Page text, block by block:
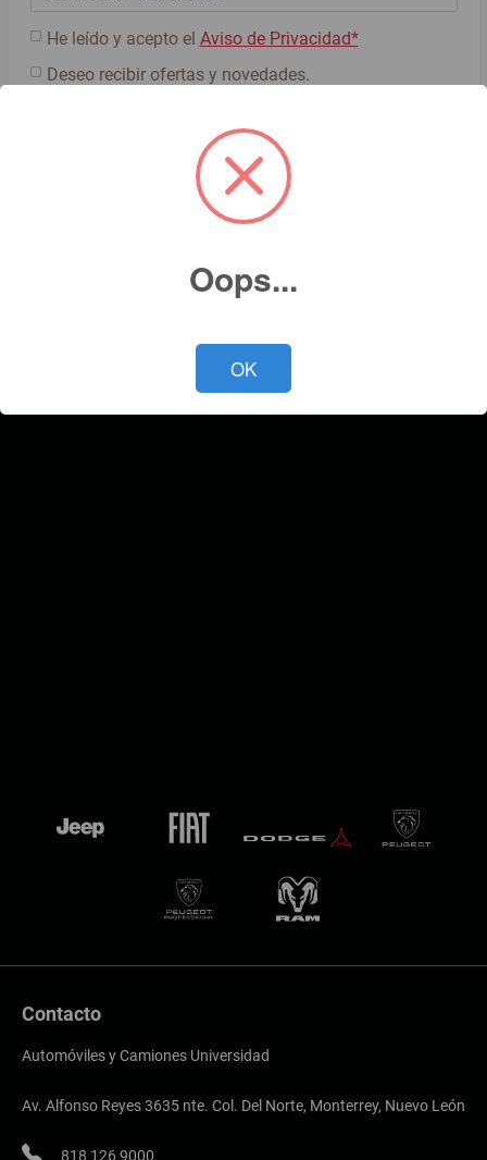
He leído y acepto el Aviso de Privacidad*
Deseo recibir ofertas y novedades.
Cotiza ahora
Contacto
Automóviles y Camiones Universidad
Av. Alfonso Reyes 3635 nte. Col. Del Norte, Monterrey, Nuevo León
818 126 9000
Oops...
OK